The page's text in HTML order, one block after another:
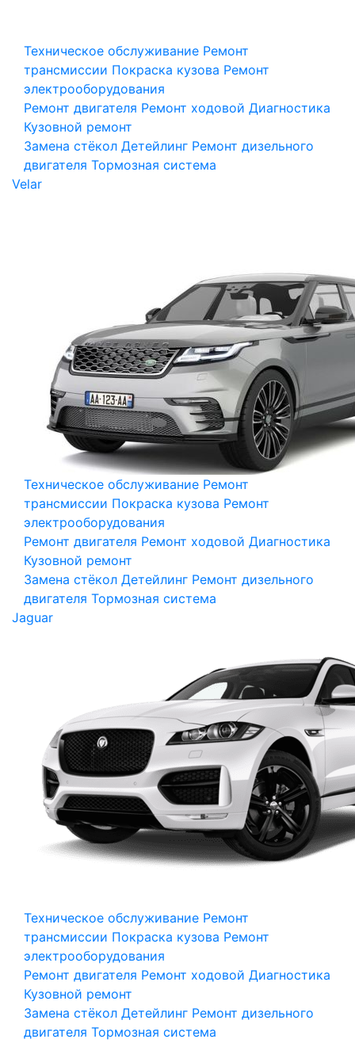
Техническое обслуживание Ремонт
трансмиссии Покраска кузова Ремонт
электрооборудования
Ремонт двигателя Ремонт ходовой Диагностика
Кузовной ремонт
Замена стёкол Детейлинг Ремонт дизельного
двигателя Тормозная система
Velar
Техническое обслуживание Ремонт
трансмиссии Покраска кузова Ремонт
электрооборудования
Ремонт двигателя Ремонт ходовой Диагностика
Кузовной ремонт
Замена стёкол Детейлинг Ремонт дизельного
двигателя Тормозная система
Jaguar
Техническое обслуживание Ремонт
трансмиссии Покраска кузова Ремонт
электрооборудования
Ремонт двигателя Ремонт ходовой Диагностика
Кузовной ремонт
Замена стёкол Детейлинг Ремонт дизельного
двигателя Тормозная система